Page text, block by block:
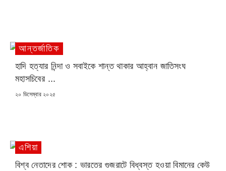
আন্তর্জাতিক
হাদি হত্যার নিন্দা ও সবাইকে শান্ত থাকার আহ্বান জাতিসংঘ
মহাসচিবের ...
POSTED
২০ ডিসেম্বার ২০২৫
এশিয়া
বিশ্ব নেতাদের শোক : ভারতের গুজরাটে বিধ্বস্ত হওয়া বিমানের কেউ